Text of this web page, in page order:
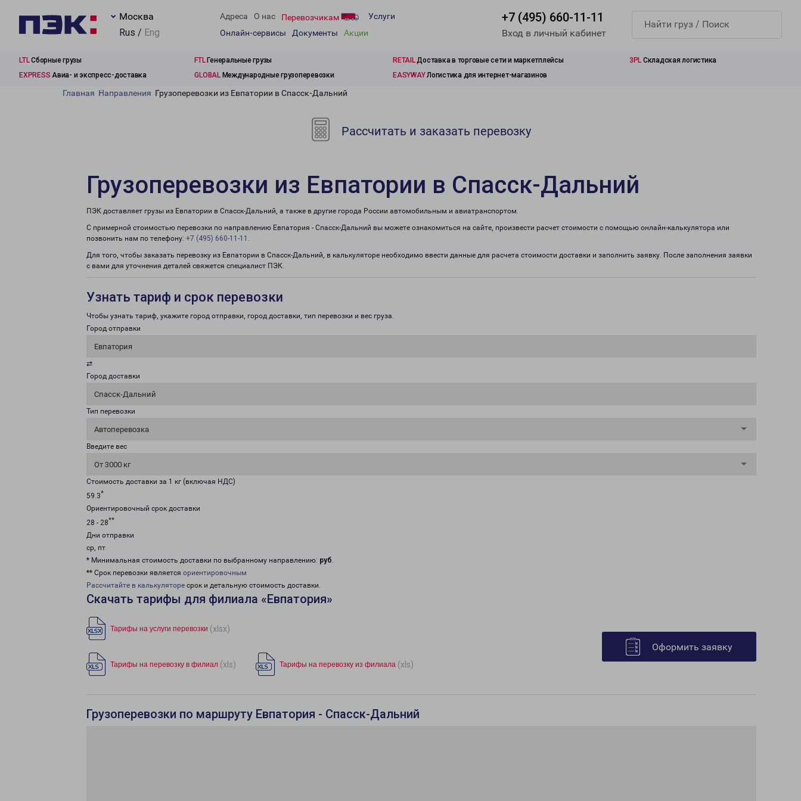
Москва
Rus / Eng
Адреса О нас Перевозчикам
Услуги
Онлайн-сервисы
Документы Акции
+7 (495) 660-11-11
Вход в личный кабинет
LTLСборные грузы FTLГенеральные грузы RETAILДоставка в торговые сети и маркетплейсы 3PL Складская логистика
EXPRESS Авиа- и экспресс-доставка GLOBALМеждународные грузоперевозки EASYWAYЛогистика для интернет-магазинов
Главная Направления Грузоперевозки из Евпатории в Спасск-Дальний
Рассчитать и заказать перевозку
Грузоперевозки из Евпатории в Спасск-Дальний
ПЭК доставляет грузы из Евпатории в Спасск-Дальний, а также в другие города России автомобильным и авиатранспортом.
С примерной стоимостью перевозки по направлению Евпатория - Спасск-Дальний вы можете ознакомиться на сайте, произвести расчет стоимости с помощью онлайн-калькулятора или
позвонить нам по телефону: +7 (495) 660-11-11 .
Для того, чтобы заказать перевозку из Евпатории в Спасск-Дальний, в калькуляторе необходимо ввести данные для расчета стоимости доставки и заполнить заявку. После заполнения заявки
с вами для уточнения деталей свяжется специалист ПЭК.
Узнать тариф и срок перевозки
Чтобы узнать тариф, укажите город отправки, город доставки, тип перевозки и вес груза.
Город отправки
Евпатория
⇄
Город доставки
Спасск-Дальний
Тип перевозки
Автоперевозка
Введите вес
От 3000 кг
Стоимость доставки за 1 кг (включая НДС)
59.3*
Ориентировочный срок доставки
28 - 28**
Дни отправки
ср, пт
* Минимальная стоимость доставки по выбранному направлению: руб.
** Срок перевозки является ориентировочным
Рассчитайте в калькуляторе срок и детальную стоимость доставки.
Скачать тарифы для филиала «Евпатория»
Тарифы на услуги перевозки (xlsx)
Тарифы на перевозку в филиал (xls) Тарифы на перевозку из филиала (xls)
Оформить заявку
Грузоперевозки по маршруту Евпатория - Спасск-Дальний